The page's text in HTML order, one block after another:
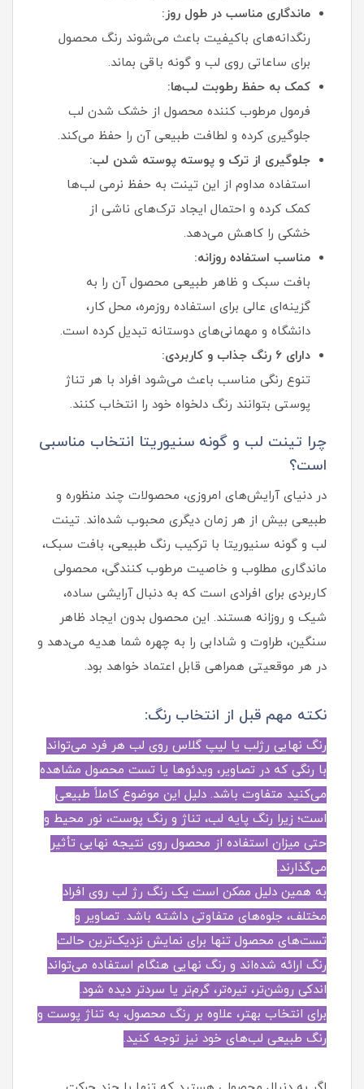
ماندگاری مناسب در طول روز:
رنگدانه‌های باکیفیت باعث می‌شوند رنگ محصول
برای ساعاتی روی لب و گونه باقی بماند.
کمک به حفظ رطوبت لب‌ها:
فرمول مرطوب‌ کننده محصول از خشک شدن لب
جلوگیری کرده و لطافت طبیعی آن را حفظ می‌کند.
جلوگیری از ترک و پوسته‌ پوسته شدن لب:
استفاده مداوم از این تینت به حفظ نرمی لب‌ها
کمک کرده و احتمال ایجاد ترک‌های ناشی از
خشکی را کاهش می‌دهد.
مناسب استفاده روزانه:
بافت سبک و ظاهر طبیعی محصول آن را به
گزینه‌ای عالی برای استفاده روزمره، محل کار،
دانشگاه و مهمانی‌های دوستانه تبدیل کرده است.
دارای ۶ رنگ جذاب و کاربردی:
تنوع رنگی مناسب باعث می‌شود افراد با هر تناژ
پوستی بتوانند رنگ دلخواه خود را انتخاب کنند.
چرا تینت لب و گونه سنیوریتا انتخاب مناسبی
است؟
در دنیای آرایش‌های امروزی، محصولات چند منظوره و
طبیعی بیش از هر زمان دیگری محبوب شده‌اند. تینت
لب و گونه سنیوریتا با ترکیب رنگ طبیعی، بافت سبک،
ماندگاری مطلوب و خاصیت مرطوب‌ کنندگی، محصولی
کاربردی برای افرادی است که به دنبال آرایشی ساده،
شیک و روزانه هستند. این محصول بدون ایجاد ظاهر
سنگین، طراوت و شادابی را به چهره شما هدیه می‌دهد و
در هر موقعیتی همراهی قابل اعتماد خواهد بود.
نکته مهم قبل از انتخاب رنگ:
رنگ نهایی رژلب یا لیپ گلاس روی لب هر فرد می‌تواند
با رنگی که در تصاویر، ویدئوها یا تست محصول مشاهده
می‌کنید متفاوت باشد. دلیل این موضوع کاملاً طبیعی
است؛ زیرا رنگ پایه لب، تناژ و رنگ پوست، نور محیط و
حتی میزان استفاده از محصول روی نتیجه نهایی تأثیر
می‌گذارند.
به همین دلیل ممکن است یک رنگ رژ لب روی افراد
مختلف، جلوه‌های متفاوتی داشته باشد. تصاویر و
تست‌های محصول تنها برای نمایش نزدیک‌ترین حالت
رنگ ارائه شده‌اند و رنگ نهایی هنگام استفاده می‌تواند
اندکی روشن‌تر، تیره‌تر، گرم‌تر یا سردتر دیده شود.
برای انتخاب بهتر، علاوه بر رنگ محصول، به تناژ پوست و
رنگ طبیعی لب‌های خود نیز توجه کنید.